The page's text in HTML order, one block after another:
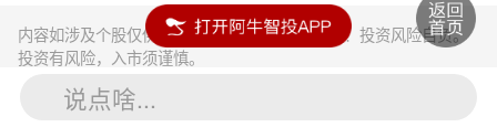
内容如涉及个股仅供参考，不构成任何投资建议！投资风险自负。
投资有风险，入市须谨慎。
说点啥...